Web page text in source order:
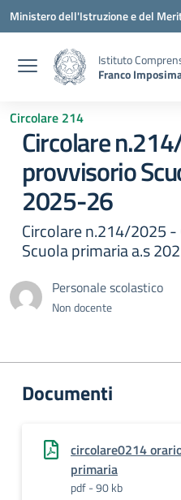
Vai ai contenuti
Vai al menu di navigazione
Vai al footer
Ministero dell'Istruzione e del
Istituto
Franco
Circolare 214
Circolare
provvisorio
2025-26
Circolare n.214/2025
Scuola primaria a.s
Personale scolastico
Non docente
Documenti
circolare0214
primaria
pdf - 90 kb